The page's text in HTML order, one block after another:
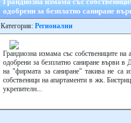
одобрени за безплатно саниране
Категория: Регионални
Грандиозна измама със собствениците на
одобрени за безплатно саниране върви в
на "фирмата за саниране" такива не са
собственици на апартаменти в жк.
укрепителн...